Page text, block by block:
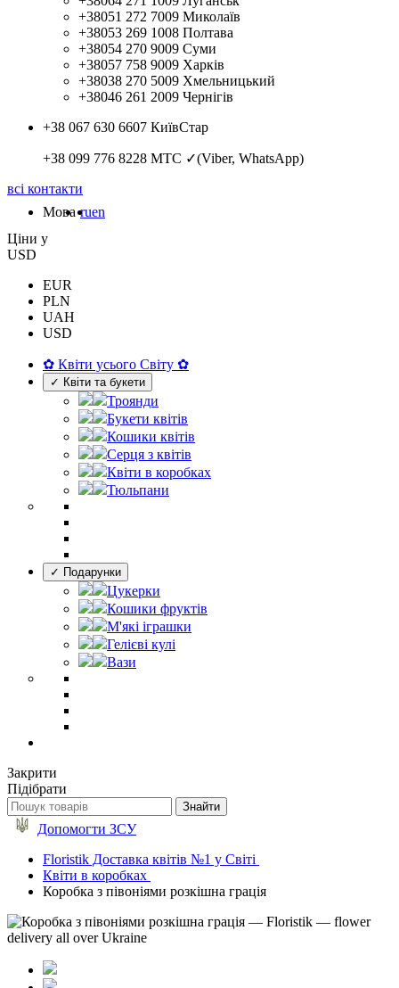
+38051 272 7009 Миколаїв
+38053 269 1008 Полтава
+38054 270 9009 Суми
+38057 758 9009 Харків
+38038 270 5009 Хмельницький
+38046 261 2009 Чернігів
+38 067 630 6607 КиївСтар
+38 099 776 8228 МТС ✓(Viber, WhatsApp)
всі контакти
Мова ruen
Цiни у
USD
EUR
PLN
UAH
USD
✿ Квіти усього Світу ✿
✓ Квіти та букети
Троянди
Букети квітів
Кошики квітів
Серця з квітів
Квіти в коробках
Тюльпани
✓ Подарунки
Цукерки
Кошики фруктів
М'які іграшки
Гелієві кулі
Вази
Закрити
Підібрати
Допомогти ЗСУ
Floristik Доставка квітів №1 у Світі
Квіти в коробках
Коробка з півоніями розкішна грація